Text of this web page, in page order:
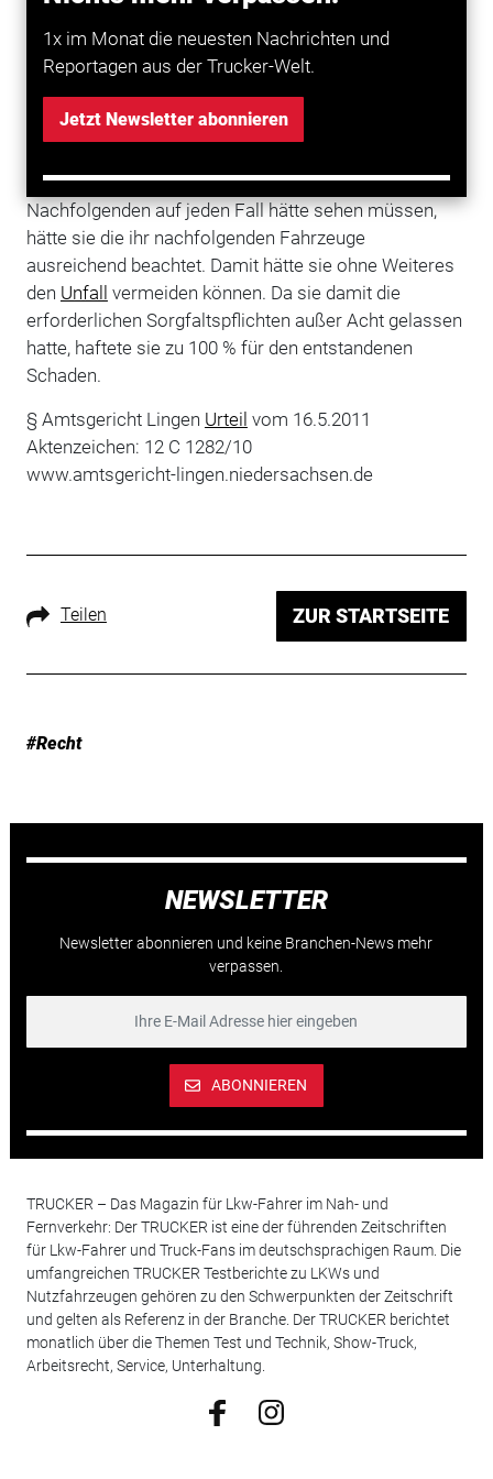
1x im Monat die neuesten Nachrichten und
Reportagen aus der Trucker-Welt.
Jetzt Newsletter abonnieren
eines Sachverständigengutachtens konnte
nachgewiesen werden, dass ein nachfolgendes
Fahrzeug sich zumindest bereits zwei Sekunden auf
der Gegenfahrbahn befunden haben musste, als ein
das Gericht war klar, dass die Überholende den
Nachfolgenden auf jeden Fall hätte sehen müssen,
hätte sie die ihr nachfolgenden Fahrzeuge
ausreichend beachtet. Damit hätte sie ohne Weiteres
den Unfall
vermeiden können. Da sie damit die
erforderlichen Sorgfaltspflichten außer Acht gelassen
hatte, haftete sie zu 100 % für den entstandenen
Schaden.
§ Amtsgericht Lingen Urteil vom 16.5.2011
Aktenzeichen: 12 C 1282/10
www.amtsgericht-lingen.niedersachsen.de
Teilen ZUR STARTSEITE
#Recht
NEWSLETTER
Newsletter abonnieren und keine Branchen-News mehr
verpassen.
ABONNIEREN
TRUCKER – Das Magazin für Lkw-Fahrer im Nah- und
Fernverkehr: Der TRUCKER ist eine der führenden Zeitschriften
für Lkw-Fahrer und Truck-Fans im deutschsprachigen Raum. Die
umfangreichen TRUCKER Testberichte zu LKWs und
Nutzfahrzeugen gehören zu den Schwerpunkten der Zeitschrift
und gelten als Referenz in der Branche. Der TRUCKER berichtet
monatlich über die Themen Test und Technik, Show-Truck,
Arbeitsrecht, Service, Unterhaltung.